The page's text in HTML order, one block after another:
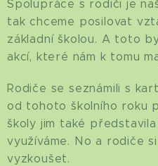
Spolupráce s rodiči je
tak chceme posilovat
základní školou. A toto
akcí, které nám k tomu
Rodiče se seznámili s
od tohoto školního roku
školy jim také
využíváme. No a rodiče
vyzkoušet.